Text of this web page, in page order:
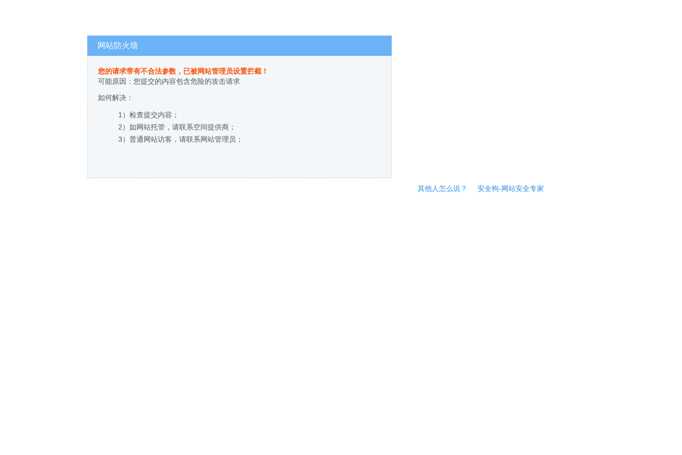
网站防火墙
您的请求带有不合法参数，已被网站管理员设置拦截！
可能原因：您提交的内容包含危险的攻击请求
如何解决：
1）检查提交内容；
2）如网站托管，请联系空间提供商；
3）普通网站访客，请联系网站管理员；
其他人怎么说？ 安全狗-网站安全专家